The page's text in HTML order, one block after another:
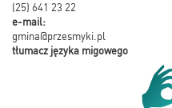
(25) 641 23 22
e-mail:
gmina@przesmyki.pl
tłumacz języka migowego